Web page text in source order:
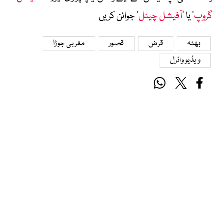
گروپ‘ یا ’آفیشل چینل‘ جوائن کریں
بھٹہ قرض قصور
مغربی جوڑا
ویڈیو وائرل